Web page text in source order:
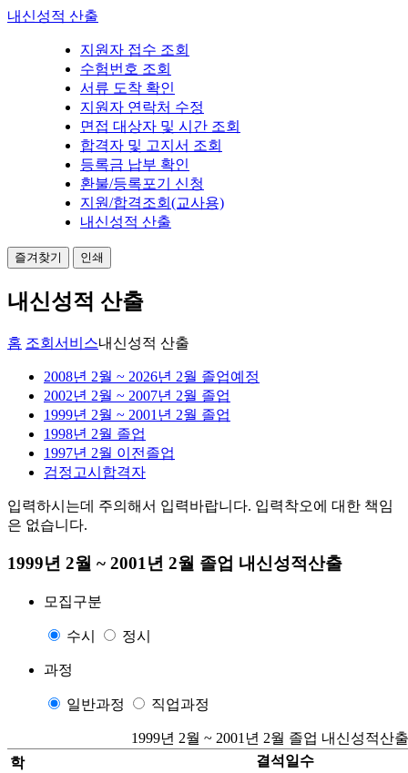
내신성적 산출
지원자 접수 조회
수험번호 조회
서류 도착 확인
지원자 연락처 수정
면접 대상자 및 시간 조회
합격자 및 고지서 조회
등록금 납부 확인
환불/등록포기 신청
지원/합격조회(교사용)
내신성적 산출
즐겨찾기 인쇄
내신성적 산출
홈 조회서비스내신성적 산출
2008년 2월 ~ 2026년 2월 졸업예정
2002년 2월 ~ 2007년 2월 졸업
1999년 2월 ~ 2001년 2월 졸업
1998년 2월 졸업
1997년 2월 이전졸업
검정고시합격자
입력하시는데 주의해서 입력바랍니다. 입력착오에 대한 책임
은 없습니다.
1999년 2월 ~ 2001년 2월 졸업 내신성적산출
모집구분
수시 정시
과정
일반과정 직업과정
1999년 2월 ~ 2001년 2월 졸업 내신성적
학
결석일수